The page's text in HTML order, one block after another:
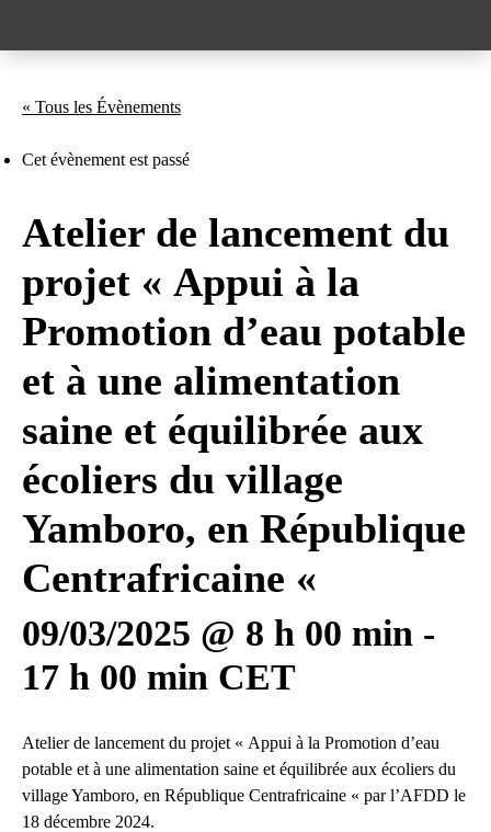
« Tous les Évènements
Cet évènement est passé
Atelier de lancement du
projet « Appui à la
Promotion d’eau potable
et à une alimentation
saine et équilibrée aux
écoliers du village
Yamboro, en République
Centrafricaine «
09/03/2025 @ 8 h 00 min -
17 h 00 min CET
Atelier de lancement du projet « Appui à la Promotion d’eau
potable et à une alimentation saine et équilibrée aux écoliers du
village Yamboro, en République Centrafricaine « par l’AFDD le
18 décembre 2024.